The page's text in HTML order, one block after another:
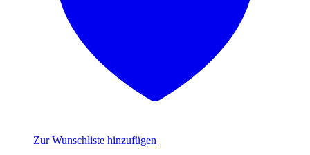
Zur Wunschliste hinzufügen